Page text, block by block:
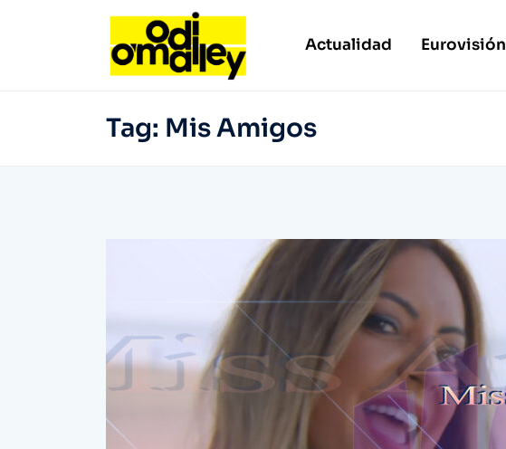
Actualidad Eurovisión
Tag: Mis Amigos